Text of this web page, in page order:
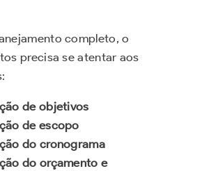
completo, o
precisa se atentar aos
de objetivos
de escopo
do cronograma
do orçamento e